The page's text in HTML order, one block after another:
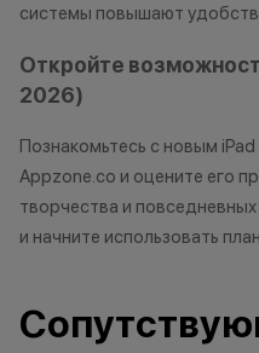
системы повышают
Откройте
2026)
Познакомьтесь с новым
Appzone.co и оцените его
творчества и
и начните использовать